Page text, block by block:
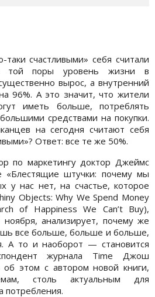
счастливыми» себя считали
той поры уровень жизни в
вырос, а внутренний
96%. А это значит, что жители
иметь больше, потреблять
средствами на покупки.
на сегодня считают себя
Ответ: все те же 50%.
по маркетингу доктор Джеймс
«Блестящие штучки: почему мы
у нас нет, на счастье, которое
Objects: Why We Spend Money
of Happiness We Can’t Buy),
анализирует, почему же
все больше, больше и больше,
А то и наоборот — становится
журнала Time Джош
этом с автором новой книги,
столь актуальным для
потребления.